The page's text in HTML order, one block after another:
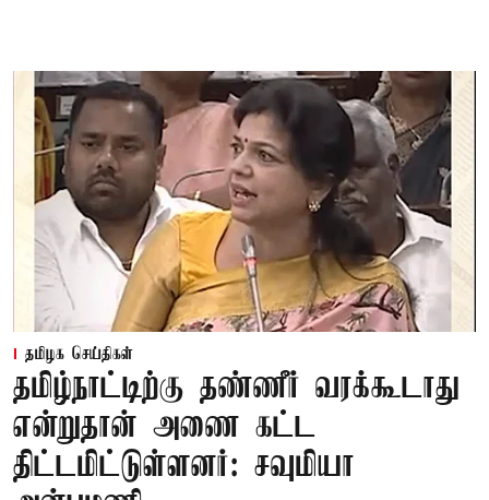
தமிழக செய்திகள்
தமிழ்நாட்டிற்கு தண்ணீர் வரக்கூடாது
என்றுதான் அணை கட்ட
திட்டமிட்டுள்ளனர்: சவுமியா